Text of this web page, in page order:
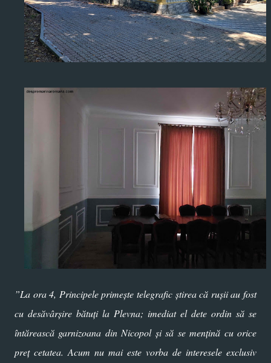
”La ora 4, Principele primește telegrafic știrea că rușii au fost
cu desăvârșire bătuți la Plevna; imediat el dete ordin să se
întărească garnizoana din Nicopol și să se mențină cu orice
preț cetatea. Acum nu mai este vorba de interesele exclusiv